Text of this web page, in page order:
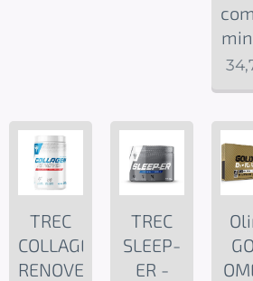
TREC
COLLAGEN
RENOVER
TREC
SLEEP-
ER -